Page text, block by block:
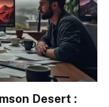
Desert :